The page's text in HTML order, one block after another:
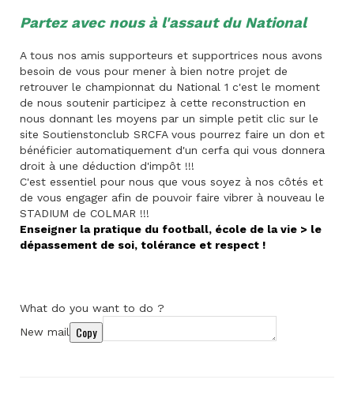
Partez avec nous à l'assaut du National
A tous nos amis supporteurs et supportrices nous avons
besoin de vous pour mener à bien notre projet de
retrouver le championnat du National 1 c'est le moment
de nous soutenir participez à cette reconstruction en
nous donnant les moyens par un simple petit clic sur le
site Soutienstonclub SRCFA vous pourrez faire un don et
bénéficier automatiquement d'un cerfa qui vous donnera
droit à une déduction d'impôt !!!
C'est essentiel pour nous que vous soyez à nos côtés et
de vous engager afin de pouvoir faire vibrer à nouveau le
STADIUM de COLMAR !!!
Enseigner la pratique du football, école de la vie > le
dépassement de soi, tolérance et respect !
What do you want to do ?
New mail
Copy